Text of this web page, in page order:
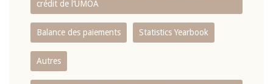
crédit de l‘UMOA
Balance des paiements Statistics Yearbook
Autres